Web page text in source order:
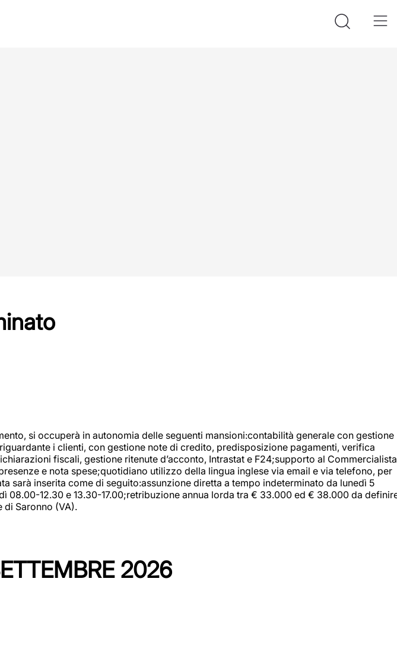
si occuperà in autonomia delle seguenti mansioni:contabilità generale con gestione
i clienti, con gestione note di credito, predisposizione pagamenti, verifica
fiscali, gestione ritenute d’acconto, Intrastat e F24;supporto al Commercialista
e nota spese;quotidiano utilizzo della lingua inglese via email e via telefono, per
sarà inserita come di seguito:assunzione diretta a tempo indeterminato da lunedì 5
12.30 e 13.30-17.00;retribuzione annua lorda tra € 33.000 ed € 38.000 da
di Saronno (VA).
2026